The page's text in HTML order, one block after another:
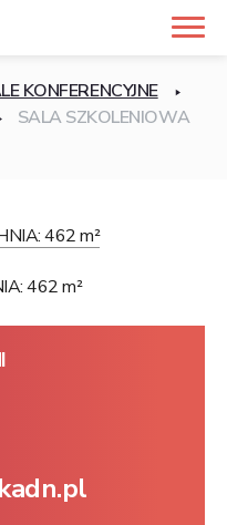
KONFERENCYJNE
SALA SZKOLENIOWA
462 m²